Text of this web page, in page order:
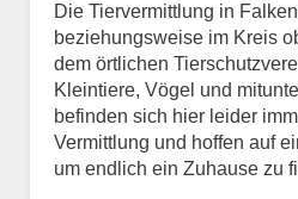
Die Tiervermittlung in
beziehungsweise im Kreis
dem örtlichen
Kleintiere, Vögel und
befinden sich hier leider
Vermittlung und hoffen auf
um endlich ein Zuhause zu